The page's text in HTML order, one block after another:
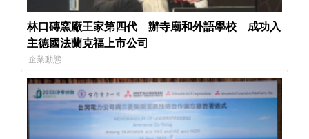
林口磚窯廠王家第四代 辦寺廟和外語學校 成功入
主德國法蘭克福上市公司
企業動態